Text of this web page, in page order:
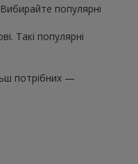
популярні
Такі популярні
потрібних —